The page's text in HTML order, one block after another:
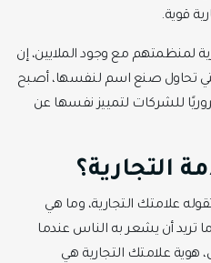
قوية.
لمنظمتهم مع وجود الملايين، إن
تحاول صنع اسم لنفسها، أصبح
للشركات لتمييز نفسها عن
التجارية؟
علامتك التجارية، وما هي
أن يشعر به الناس عندما
علامتك التجارية هي